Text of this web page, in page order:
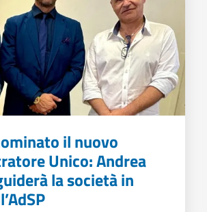
il nuovo
Unico: Andrea
la società in